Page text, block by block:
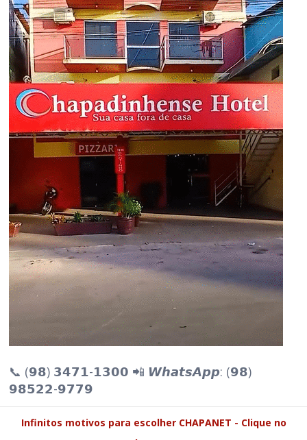
📞 (𝟵𝟴) 𝟯𝟰𝟳𝟭-𝟭𝟯𝟬𝟬 📲 𝙒𝙝𝙖𝙩𝙨𝘼𝙥𝙥: (𝟵𝟴)
𝟵𝟴𝟱𝟮𝟮-𝟵𝟳𝟳𝟵
Infinitos motivos para escolher CHAPANET - Clique no